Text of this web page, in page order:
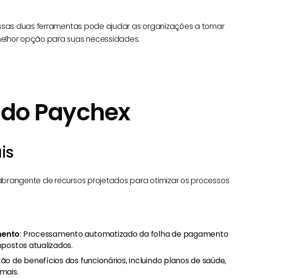
duas ferramentas pode ajudar as organizações a tomar
opção para suas necessidades.
Paychex
de recursos projetados para otimizar os processos
: Processamento automatizado da folha de pagamento
atualizados.
de benefícios dos funcionários, incluindo planos de saúde,